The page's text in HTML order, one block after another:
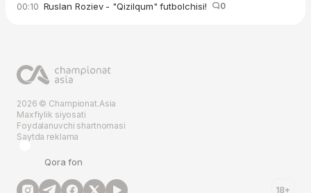
00:10 Ruslan Roziev - "Qizilqum" futbolchisi! 0
2026 © Championat.Asia
Maxfiylik siyosati
Foydalanuvchi shartnomasi
Saytda reklama
Qora fon
18+